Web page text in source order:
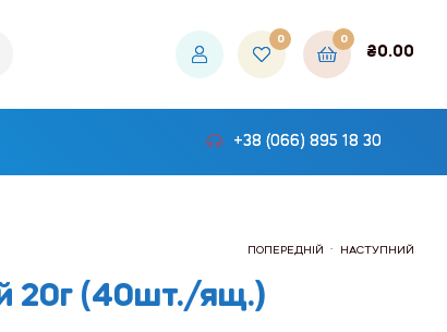
0 0
₴0.00
+38 (066) 895 18 30
ПОПЕРЕДНІЙ НАСТУПНИЙ
20г (40шт./ящ.)